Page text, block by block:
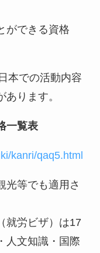
ができる資格
本での活動内容
ります。
一覧表
kanri/qaq5.html
光等でも適用さ
就労ビザ）は17
人文知識・国際